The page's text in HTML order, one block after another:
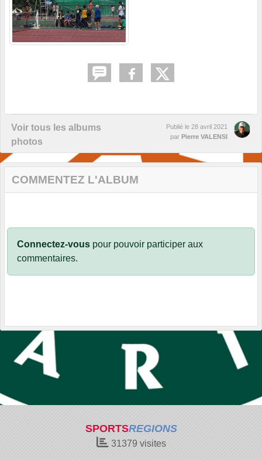
Voir tous les albums
photos
Publié le 28 avril 2021
par Pierre VALENSI
COMMENTEZ L'ALBUM
Connectez-vous pour pouvoir participer aux
commentaires.
SPORTSREGIONS
31379 visites